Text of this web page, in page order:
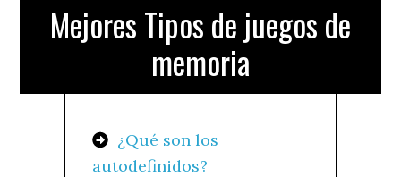
Mejores Tipos de juegos de
memoria
¿Qué son los
autodefinidos?